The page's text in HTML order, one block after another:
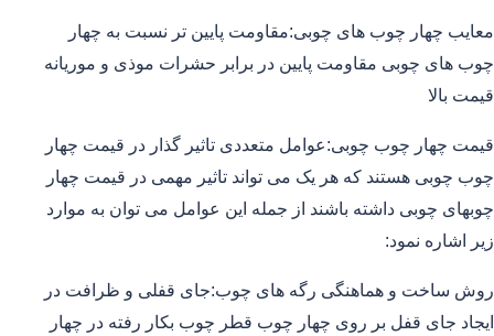
معایب چهار چوب های چوبی:مقاومت پایین تر نسبت به چهار
چوب های چوبی مقاومت پایین در برابر حشرات موذی و موریانه
قیمت بالا
قیمت چهار چوب چوبی:عوامل متعددی تاثیر گذار در قیمت چهار
چوب چوبی هستند که هر یک می تواند تاثیر مهمی در قیمت چهار
چوبهای چوبی داشته باشند از جمله این عوامل می توان به موارد
زیر اشاره نمود:
روش ساخت و هماهنگی رگه های چوب:جای قفلی و ظرافت در
ایجاد جای قفل بر روی چهار چوب قطر چوب بکار رفته در چهار